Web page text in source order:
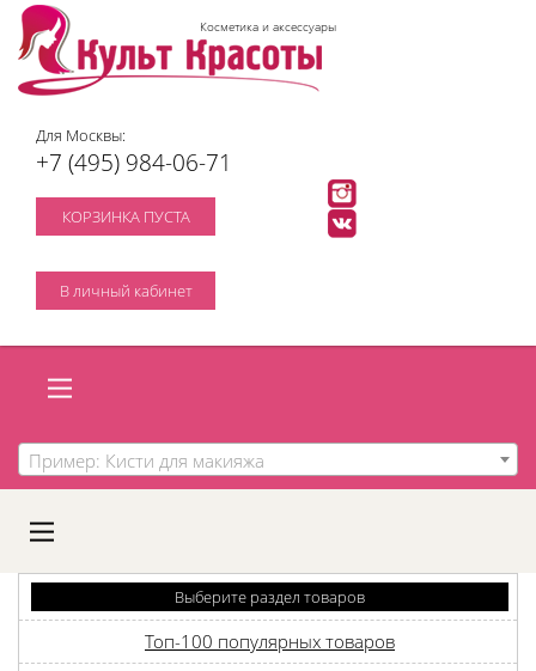
Косметика и аксессуары
Для Москвы:
+7 (495) 984-06-71
КОРЗИНКА ПУСТА
В личный кабинет
Пример: Кисти для макияжа
A
C
D
Выберите раздел товаров
Топ-100 популярных товаров